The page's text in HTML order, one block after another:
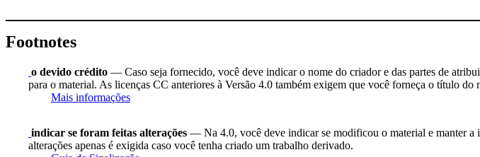
Footnotes
o devido crédito — Caso seja fornecido, você deve indicar o nome do criador e das partes de
para o material. As licenças CC anteriores à Versão 4.0 também exigem que você forneça o título
Mais informações
indicar se foram feitas alterações — Na 4.0, você deve indicar se modificou o material e manter a
alterações apenas é exigida caso você tenha criado um trabalho derivado.